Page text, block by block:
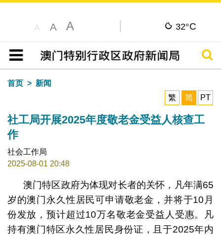
A A A 32°C
目录
搜寻
首页
新闻
繁
简 PT
社工局开展2025年度敬老金受益人核查工
作
社会工作局
2025-08-01 20:48
澳门特区政府为体现对长者的关怀，凡年满65
岁的澳门永久性居民可申请敬老金，并将于10月
份发放，预计超过10万名敬老金受益人受惠。凡
持有澳门特区永久性居民身份证，且于2025年内